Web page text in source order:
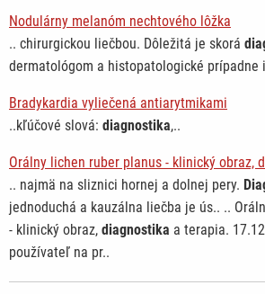
Nodulárny melanóm nechtového lôžka
.. chirurgickou liečbou. Dôležitá je skorá
dermatológom a histopatologické prípadne
Bradykardia vyliečená antiarytmikami
..kľúčové slová: diagnostika,..
Orálny lichen ruber planus - klinický obraz,
.. najmä na sliznici hornej a dolnej pery.
jednoduchá a kauzálna liečba je ús.. ..
- klinický obraz, diagnostika a terapia.
používateľ na pr..